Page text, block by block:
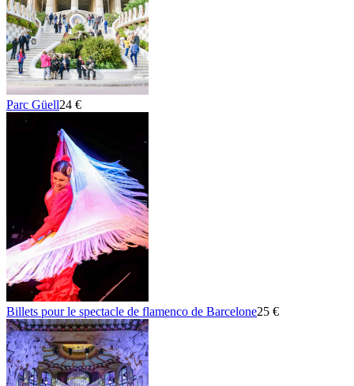
Parc Güell24 €
Billets pour le spectacle de flamenco de Barcelone25 €